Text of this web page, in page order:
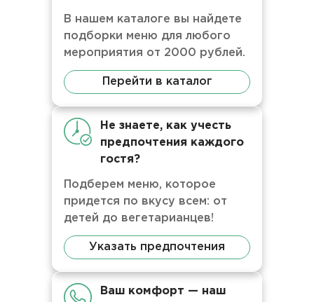
В нашем каталоге вы найдете
подборки меню для любого
мероприятия от 2000 рублей.
Перейти в каталог
Не знаете, как учесть
предпочтения каждого
гостя?
Подберем меню, которое
придется по вкусу всем: от
детей до вегетарианцев!
Указать предпочтения
Ваш комфорт — наш